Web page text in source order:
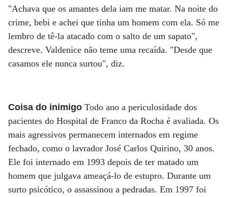
"Achava que os amantes dela iam me matar. Na noite do
crime, bebi e achei que tinha um homem com ela. Só me
lembro de tê-la atacado com o salto de um sapato",
descreve. Valdenice não teme uma recaída. "Desde que
casamos ele nunca surtou", diz.
Coisa do inimigo Todo ano a periculosidade dos
pacientes do Hospital de Franco da Rocha é avaliada. Os
mais agressivos permanecem internados em regime
fechado, como o lavrador José Carlos Quirino, 30 anos.
Ele foi internado em 1993 depois de ter matado um
homem que julgava ameaçá-lo de estupro. Durante um
surto psicótico, o assassinou a pedradas. Em 1997 foi